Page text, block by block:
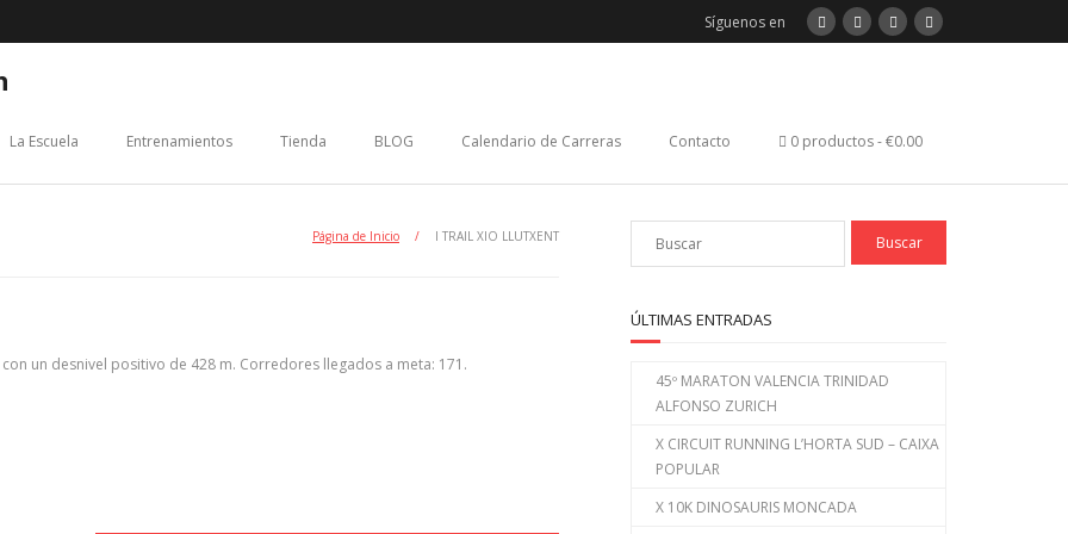
Síguenos en
La Escuela Entrenamientos Tienda BLOG Calendario de Carreras Contacto 0 productos €0.00
Página de Inicio / I TRAIL XIO LLUTXENT
un desnivel positivo de 428 m. Corredores llegados a meta: 171.
ÚLTIMAS ENTRADAS
45º MARATON VALENCIA TRINIDAD
ALFONSO ZURICH
X CIRCUIT RUNNING L’HORTA SUD – CAIXA
POPULAR
X 10K DINOSAURIS MONCADA